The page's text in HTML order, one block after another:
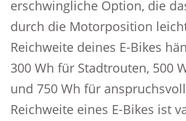
erschwingliche Option, die
durch die Motorposition
Reichweite deines E-Bikes
300 Wh für Stadtrouten, 500
und 750 Wh für
Reichweite eines E-Bikes ist